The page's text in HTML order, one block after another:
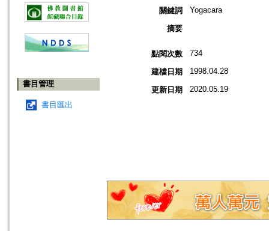
書目管理
書目匯出
關鍵詞 Yogacara
摘要
點閱次數 734
建檔日期 1998.04.28
更新日期 2020.05.19